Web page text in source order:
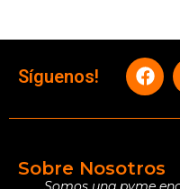
Síguenos!
Sobre Nosotros